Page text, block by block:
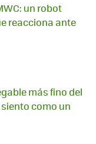
un robot
reacciona ante
más fino del
como un